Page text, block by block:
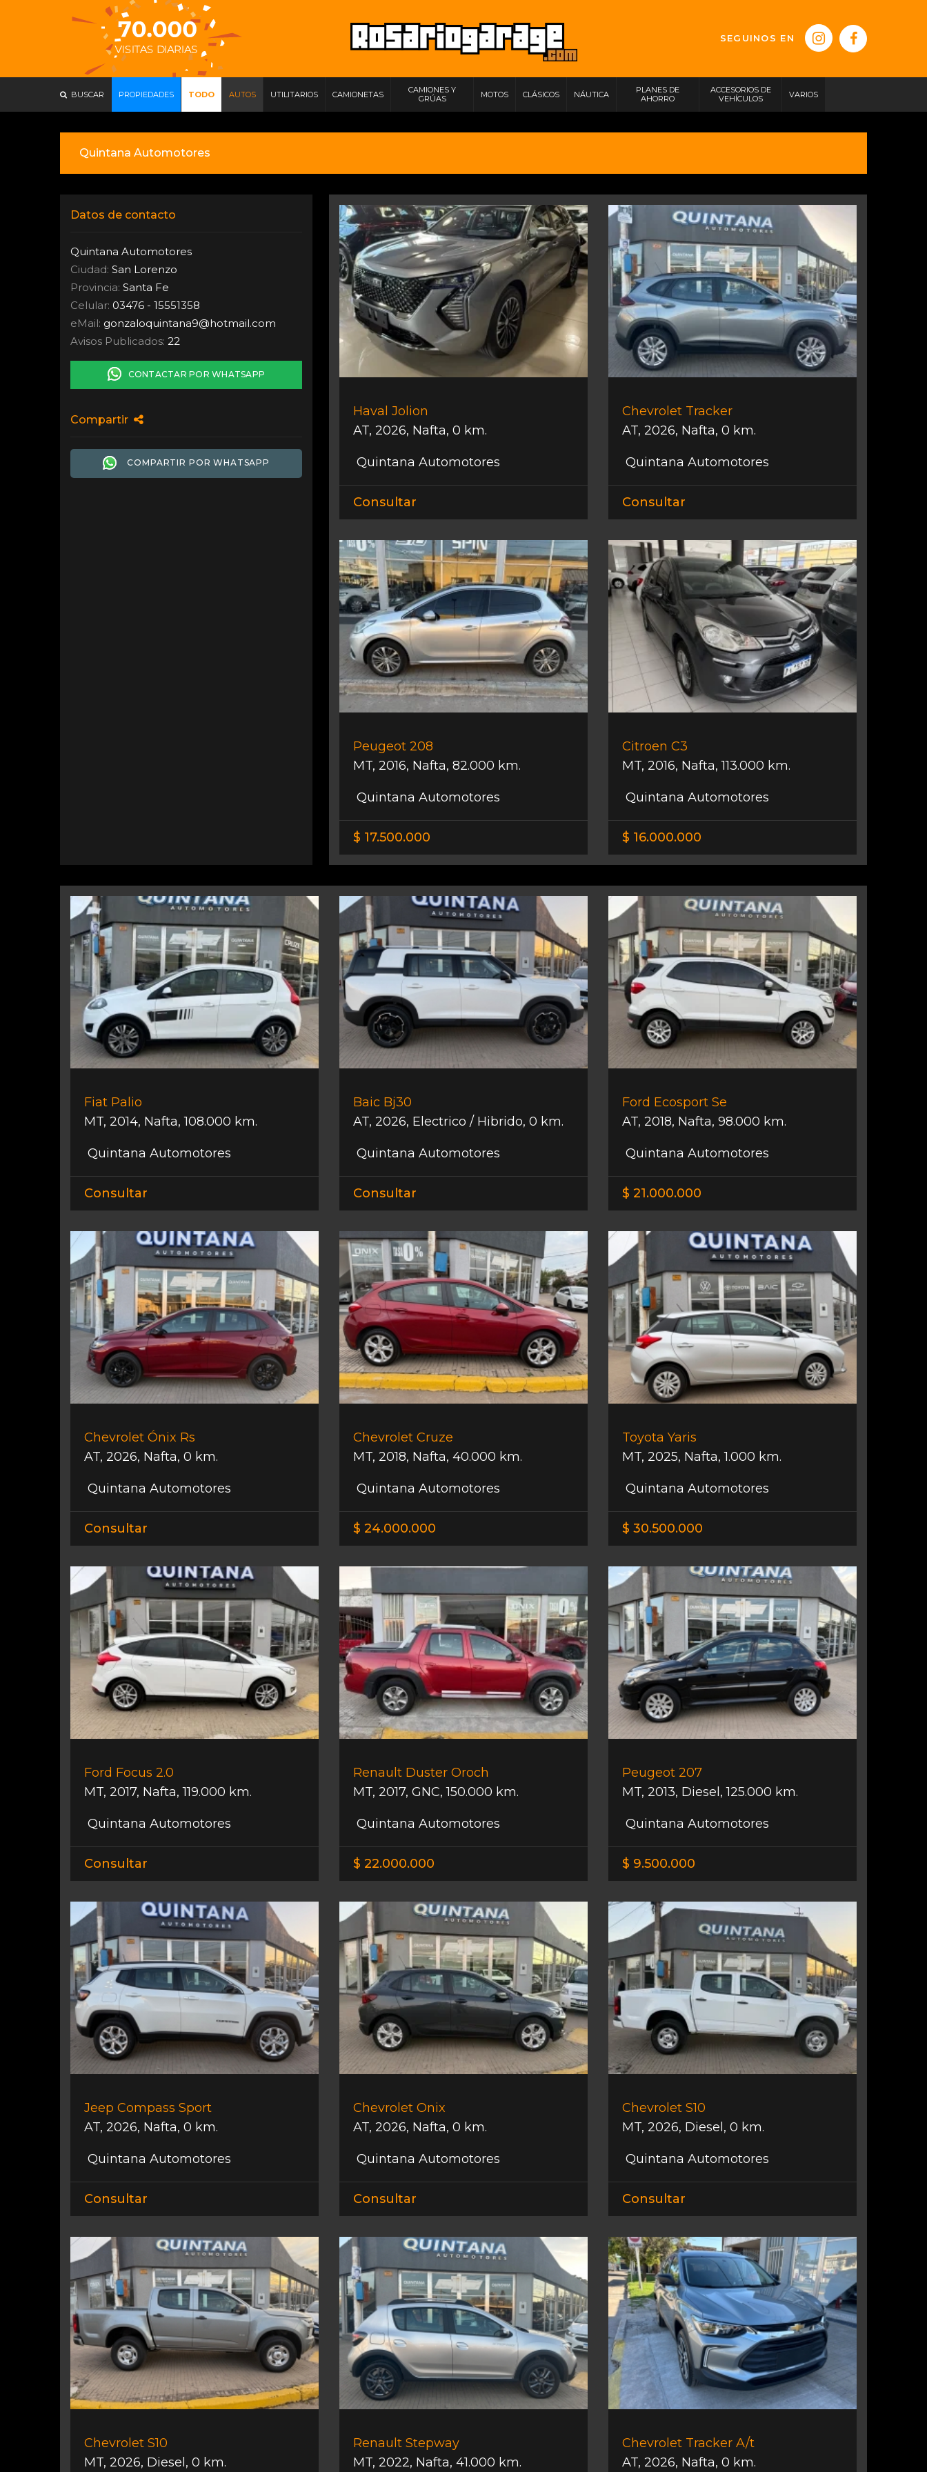
SEGUINOS EN
BUSCAR PROPIEDADES TODO AUTOS UTILITARIOS CAMIONETAS
CAMIONES Y
GRÚAS
MOTOS CLÁSICOS NÁUTICA
PLANES DE
AHORRO
ACCESORIOS DE
VEHÍCULOS
VARIOS
Quintana Automotores
Datos de contacto
Quintana Automotores
Ciudad: San Lorenzo
Provincia: Santa Fe
Celular: 03476 - 15551358
eMail: gonzaloquintana9@hotmail.com
Avisos Publicados: 22
CONTACTAR POR WHATSAPP
Compartir
COMPARTIR POR WHATSAPP
Haval Jolion
AT, 2026, Nafta, 0 km.
Quintana Automotores
Consultar
Chevrolet Tracker
AT, 2026, Nafta, 0 km.
Quintana Automotores
Consultar
Peugeot 208
MT, 2016, Nafta, 82.000 km.
Quintana Automotores
$ 17.500.000
Citroen C3
MT, 2016, Nafta,113.000 km.
Quintana Automotores
$ 16.000.000
Fiat Palio
MT, 2014, Nafta,108.000 km.
Quintana Automotores
Consultar
Baic Bj30
AT, 2026, Electrico / Hibrido, 0 km.
Quintana Automotores
Consultar
Ford Ecosport Se
AT, 2018, Nafta, 98.000 km.
Quintana Automotores
$ 21.000.000
Chevrolet Ónix Rs
AT, 2026, Nafta, 0 km.
Quintana Automotores
Consultar
Chevrolet Cruze
MT, 2018, Nafta, 40.000 km.
Quintana Automotores
$ 24.000.000
Toyota Yaris
MT, 2025, Nafta,1.000 km.
Quintana Automotores
$ 30.500.000
Ford Focus 2.0
MT, 2017, Nafta,119.000 km.
Quintana Automotores
Consultar
Renault Duster Oroch
MT, 2017, GNC,150.000 km.
Quintana Automotores
$ 22.000.000
Peugeot 207
MT, 2013, Diesel ,125.000 km.
Quintana Automotores
$ 9.500.000
Jeep Compass Sport
AT, 2026, Nafta, 0 km.
Quintana Automotores
Consultar
Chevrolet Onix
AT, 2026, Nafta, 0 km.
Quintana Automotores
Consultar
Chevrolet S10
MT, 2026, Diesel , 0 km.
Quintana Automotores
Consultar
Chevrolet S10
MT, 2026, Diesel , 0 km.
Renault Stepway
MT, 2022, Nafta, 41.000 km.
Chevrolet Tracker A/t
AT, 2026, Nafta, 0 km.